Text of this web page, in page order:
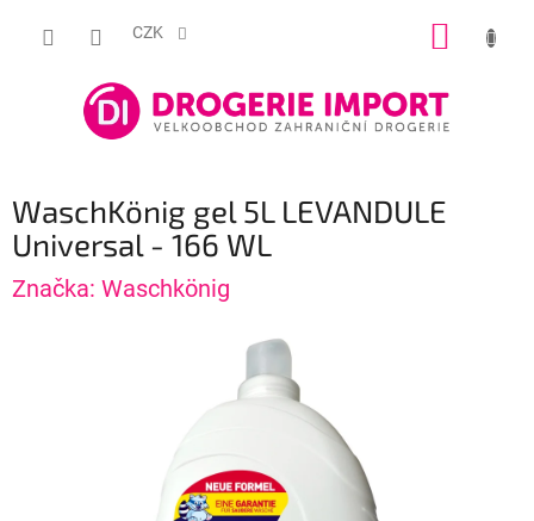
CZK
WaschKönig gel 5L LEVANDULE
Universal - 166 WL
Značka: Waschkönig